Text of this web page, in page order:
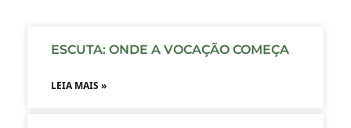
ESCUTA: ONDE A VOCAÇÃO COMEÇA
LEIA MAIS »